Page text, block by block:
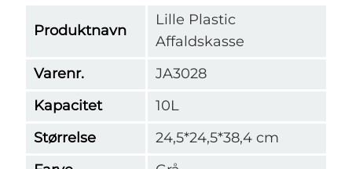
Produktnavn
Lille Plastic
Affaldskasse
Varenr.
JA3028
Kapacitet
10L
Størrelse
24,5*24,5*38,4 cm